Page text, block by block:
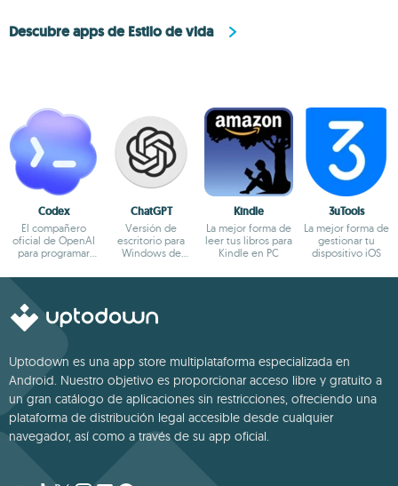
Descubre apps de Estilo de vida
Codex
El compañero
oficial de OpenAI
para programar
ChatGPT
Versión de
escritorio para
Windows de
Kindle
La mejor forma de
leer tus libros para
Kindle en PC
3uTools
La mejor forma de
gestionar tu
dispositivo iOS
Uptodown es una app store multiplataforma especializada en
Android. Nuestro objetivo es proporcionar acceso libre y gratuito a
un gran catálogo de aplicaciones sin restricciones, ofreciendo una
plataforma de distribución legal accesible desde cualquier
navegador, así como a través de su app oficial.